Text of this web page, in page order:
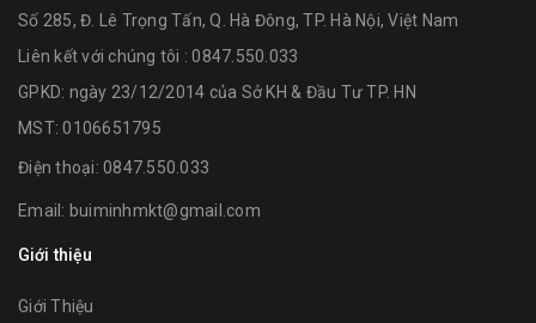
Số 285, Đ. Lê Trọng Tấn, Q. Hà Đông, TP. Hà Nội, Việt Nam
Liên kết với chúng tôi : 0847.550.033
GPKD: ngày 23/12/2014 của Sở KH & Đầu Tư TP. HN
MST: 0106651795
Điện thoại: 0847.550.033
Email: buiminhmkt@gmail.com
Giới thiệu
Giới Thiệu